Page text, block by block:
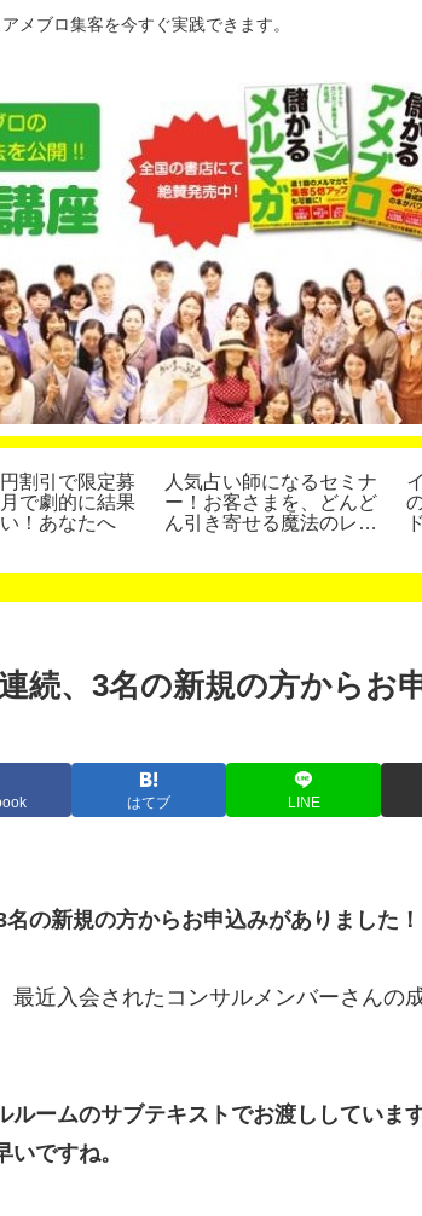
メブロ集客を今すぐ実践できます。
円割引で限定募
で劇的に結果
！あなたへ
人気占い師になるセミナ
ー！お客さまを、どんど
ん引き寄せる魔法のレッ
続、3名の新規の方からお
はてブ LINE
の新規の方からお申込みがありました！
最近入会されたコンサルメンバーさんの
ルームのサブテキストでお渡ししていま
ですね。